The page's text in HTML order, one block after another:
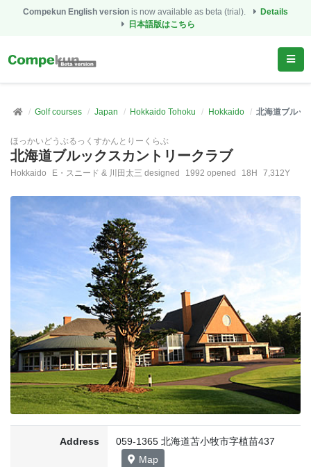
Compekun English version is now available as beta (trial).
Details
日本語版はこちら
Golf courses Japan Hokkaido Tohoku Hokkaido 北海道ブルッ
ほっかいどうぶるっくすかんとりーくらぶ
北海道ブルックスカントリークラブ
Hokkaido E・スニード & 川田太三 designed 1992 opened 18H 7,312Y
Address
059-1365 北海道苫小牧市字植苗437
Map